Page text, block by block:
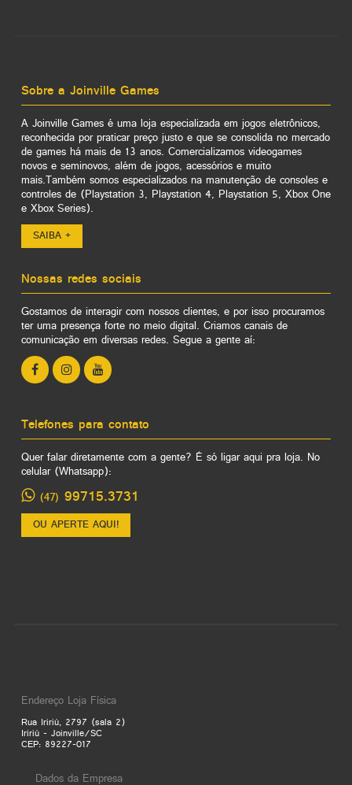
Sobre a Joinville Games
A Joinville Games é uma loja especializada em jogos eletrônicos,
reconhecida por praticar preço justo e que se consolida no mercado
de games há mais de 13 anos. Comercializamos videogames
novos e seminovos, além de jogos, acessórios e muito
mais.Também somos especializados na manutenção de consoles e
controles de (Playstation 3, Playstation 4, Playstation 5, Xbox One
e Xbox Series).
SAIBA +
Nossas redes sociais
Gostamos de interagir com nossos clientes, e por isso procuramos
ter uma presença forte no meio digital. Criamos canais de
comunicação em diversas redes. Segue a gente aí:
Telefones para contato
Quer falar diretamente com a gente? É só ligar aqui pra loja. No
celular (Whatsapp):
(47) 99715.3731
OU APERTE AQUI!
Endereço Loja Física
Rua Iririú, 2797 (sala 2)
Iririú - Joinville/SC
CEP: 89227-017
Dados da Empresa